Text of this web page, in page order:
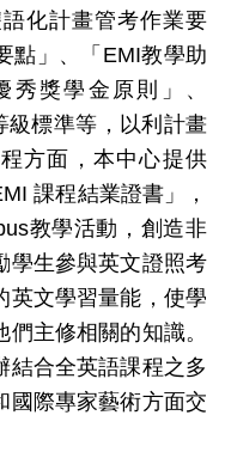
化計畫管考作業要
點」、「EMI教學助
獎學金原則」、
級標準等，以利計畫
方面，本中心提供
課程結業證書」，
教學活動，創造非
學生參與英文證照考
英文學習量能，使學
主修相關的知識。
結合全英語課程之 多
國際專家藝術方面交